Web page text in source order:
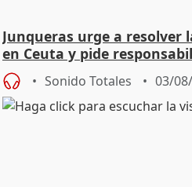
Junqueras urge a resolver
en Ceuta y pide
Sonido Totales 03/